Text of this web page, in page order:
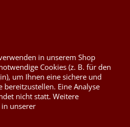
Widerrufserklärung
abgeben
Wunschzettel
in unserem Shop
Cookies (z. B. für den
um Ihnen eine sichere und
Eine Analyse
nicht statt. Weitere
unserer